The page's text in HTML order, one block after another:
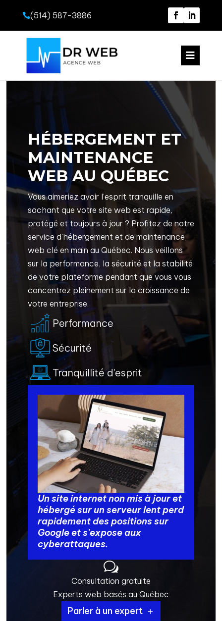
(514) 587-3886

HÉBERGEMENT ET
MAINTENANCE
WEB AU QUÉBEC
Vous aimeriez avoir l’esprit tranquille en
sachant que votre site web est rapide,
protégé et toujours à jour ? Profitez de notre
service d'hébergement et de maintenance
web clé en main au Québec. Nous veillons
sur la performance, la sécurité et la stabilité
de votre plateforme pendant que vous vous
concentrez pleinement sur la croissance de
votre entreprise.
Performance
Sécurité
Tranquillité d'esprit
Un site internet non mis à jour et
hébergé sur un serveur lent perd
rapidement des positions sur
Google et s'expose aux
cyberattaques.
w
Consultation gratuite
Experts web basés au Québec
Parler à un expert